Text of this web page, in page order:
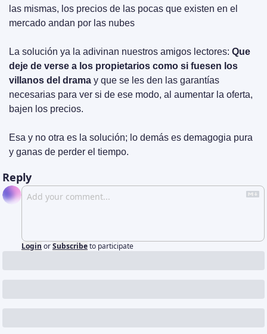
las mismas, los precios de las pocas que existen en el
mercado andan por las nubes
La solución ya la adivinan nuestros amigos lectores: Que
deje de verse a los propietarios como si fuesen los
villanos del drama y que se les den las garantías
necesarias para ver si de ese modo, al aumentar la oferta,
bajen los precios.
Esa y no otra es la solución; lo demás es demagogia pura
y ganas de perder el tiempo.
Reply
Login orSubscribeto participate